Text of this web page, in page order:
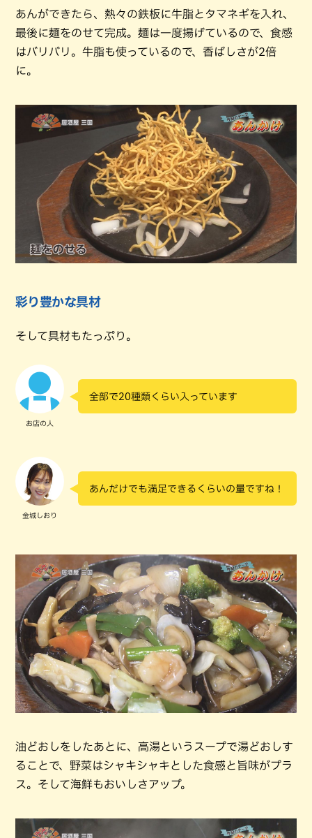
あんができたら、熱々の鉄板に牛脂とタマネギを入れ、
最後に麺をのせて完成。麺は一度揚げているので、食感
はバリバリ。牛脂も使っているので、香ばしさが2倍
に。
彩り豊かな具材
そして具材もたっぷり。
お店の人
全部で20種類くらい入っています
金城しおり
あんだけでも満足できるくらいの量ですね！
油どおしをしたあとに、高湯というスープで湯どおしす
ることで、野菜はシャキシャキとした食感と旨味がプラ
ス。そして海鮮もおいしさアップ。